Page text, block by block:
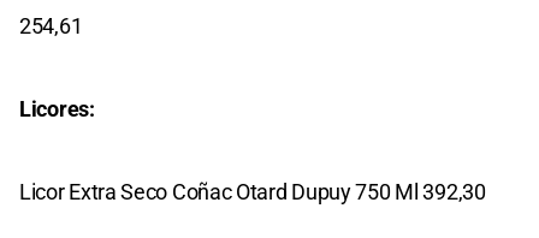
254,61
Licores:
Licor Extra Seco Coñac Otard Dupuy 750 Ml 392,30